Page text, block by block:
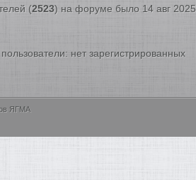
(2523) на форуме было 14 авг
нет зарегистрированных
ЯГМА